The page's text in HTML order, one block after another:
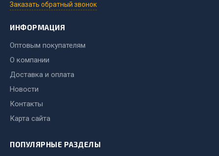
Система охлаждения
Сцепление
Весь раздел
Запчасти ЯМЗ
Система питания
Заказать обратный звонок
ИНФОРМАЦИЯ
Оптовым покупателям
О компании
Доставка и оплата
Новости
Контакты
Карта сайта
ПОПУЛЯРНЫЕ РАЗДЕЛЫ